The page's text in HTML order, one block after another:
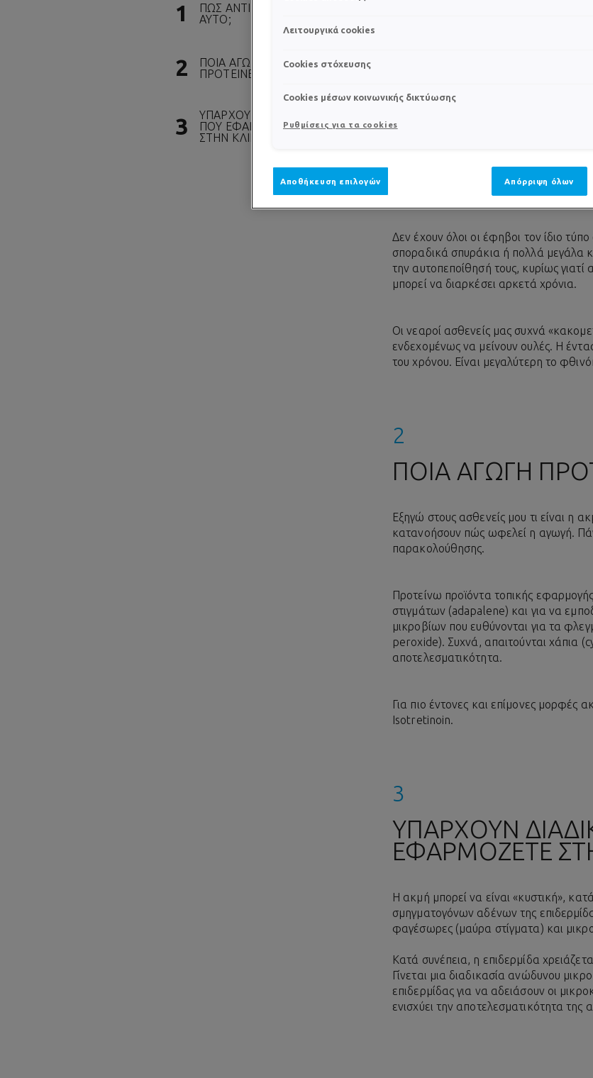
ΠΩΣ ΑΝΤΙΜΕΤΩΠΙΖΕΤΑΙ
ΑΥΤΟ;
ΠΟΙΑ ΑΓΩΓΗ
ΠΡΟΤΕΙΝΕΤΕ;
ΥΠΑΡΧΟΥΝ ΔΙΑΔΙΚΑΣΙΕΣ
ΠΟΥ ΕΦΑΡΜΟΖΕΤΕ
ΣΤΗΝ ΚΛΙΝΙΚΗ ΣΑΣ;
ΠΏΣ
ΥΠΑΡΧΟΥΝ ΠΟΛΛΑ ΕΙΔΗ ΑΚΜΗΣ
Δεν έχουν όλοι οι έφηβοι τον ίδιο
σποραδικά σπυράκια ή πολλά μεγάλα
την αυτοπεποίθησή τους, κυρίως γιατί
μπορεί να διαρκέσει αρκετά χρόνια.
Οι νεαροί ασθενείς μας συχνά
ενδεχομένως να μείνουν ουλές. Η
του χρόνου. Είναι μεγαλύτερη το
ΠΟΙΑ ΑΓΩΓΗ
Εξηγώ στους ασθενείς μου τι είναι η
κατανοήσουν πώς ωφελεί η αγωγή.
παρακολούθησης.
Προτείνω προϊόντα τοπικής
στιγμάτων (adapalene) και για να
μικροβίων που ευθύνονται για τα
peroxide). Συχνά, απαιτούνται χάπια
αποτελεσματικότητα.
Για πιο έντονες και επίμονες μορφές
Isotretinoin.
ΥΠΑΡΧΟΥΝ
ΕΦΑΡΜΟΖΕΤΕ
Η ακμή μπορεί να είναι «κυστική»,
σμηγματογόνων αδένων της
φαγέσωρες (μαύρα στίγματα) και
Κατά συνέπεια, η επιδερμίδα
Γίνεται μια διαδικασία ανώδυνου
επιδερμίδας για να αδειάσουν οι
ενισχύει την αποτελεσματικότητα της
Λειτουργικά cookies
Cookies στόχευσης
Cookies μέσων κοινωνικής δικτύωσης
Ρυθμίσεις για τα cookies
Αποθήκευση επιλογών Απόρριψη όλων